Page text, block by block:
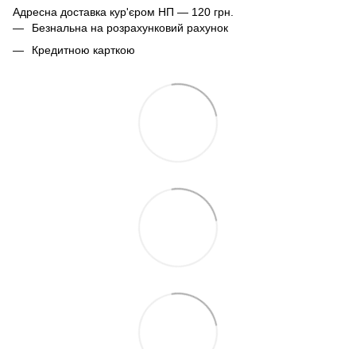
Адресна доставка кур'єром НП — 120 грн.
Безнальна на розрахунковий рахунок
Кредитною карткою